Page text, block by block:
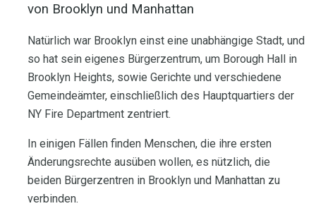
von Brooklyn und Manhattan
Natürlich war Brooklyn einst eine unabhängige Stadt, und
so hat sein eigenes Bürgerzentrum, um Borough Hall in
Brooklyn Heights, sowie Gerichte und verschiedene
Gemeindeämter, einschließlich des Hauptquartiers der
NY Fire Department zentriert.
In einigen Fällen finden Menschen, die ihre ersten
Änderungsrechte ausüben wollen, es nützlich, die
beiden Bürgerzentren in Brooklyn und Manhattan zu
verbinden.